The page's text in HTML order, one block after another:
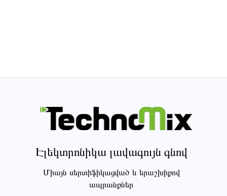
Էլեկտրոնիկա լավագույն գնով
Միայն սերտիֆիկացված և երաշխիքով
ապրանքներ